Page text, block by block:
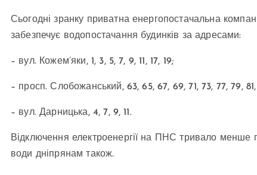
Сьогодні зранку приватна енергопостачальна
забезпечує водопостачання будинків за адресами:
– вул. Кожем’яки, 1, 3, 5, 7, 9, 11, 17, 19;
– просп. Слобожанський, 63, 65, 67, 69, 71, 73, 77, 79,
– вул. Дарницька, 4, 7, 9, 11.
Відключення електроенергії на ПНС тривало менше
води дніпрянам також.